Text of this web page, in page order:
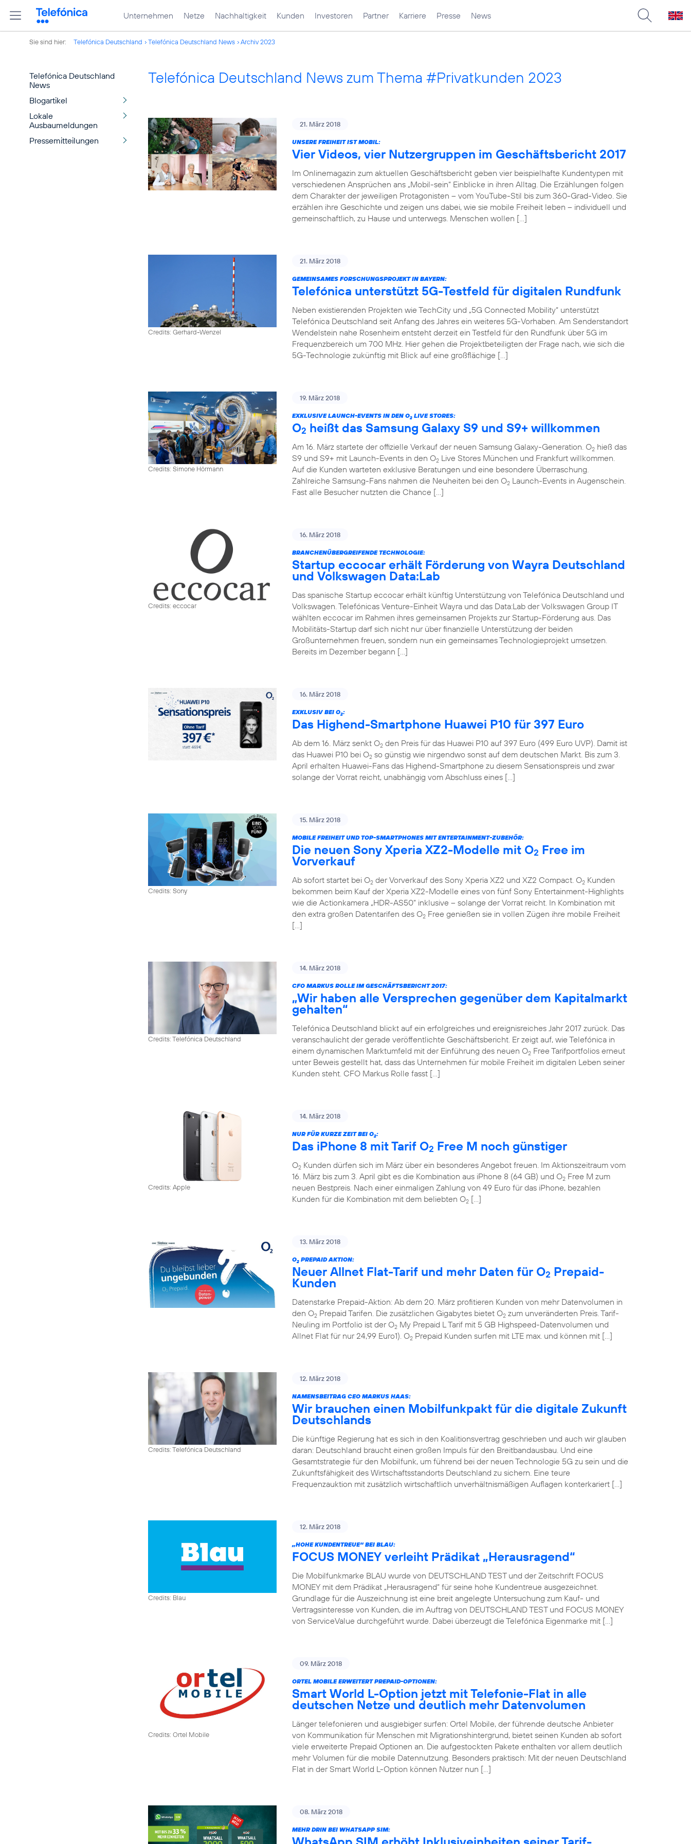
Unternehmen Netze Nachhaltigkeit Kunden Investoren Partner Karriere Presse News
Sie sind hier: Telefónica Deutschland Telefónica Deutschland News Archiv 2023
Telefónica Deutschland
News
Blogartikel
Lokale
Ausbaumeldungen
Pressemitteilungen
Telefónica Deutschland News zum Thema #Privatkunden 2023
21. März 2018
UNSERE FREIHEIT IST MOBIL:
Vier Videos, vier Nutzergruppen im Geschäftsbericht 2017
Im Onlinemagazin zum aktuellen Geschäftsbericht geben vier beispielhafte Kundentypen mit
verschiedenen Ansprüchen ans „Mobil-sein“ Einblicke in ihren Alltag. Die Erzählungen folgen
dem Charakter der jeweiligen Protagonisten – vom YouTube-Stil bis zum 360-Grad-Video. Sie
erzählen ihre Geschichte und zeigen uns dabei, wie sie mobile Freiheit leben – individuell und
gemeinschaftlich, zu Hause und unterwegs. Menschen wollen […]
Credits: Gerhard-Wenzel
21. März 2018
GEMEINSAMES FORSCHUNGSPROJEKT IN BAYERN:
Telefónica unterstützt 5G-Testfeld für digitalen Rundfunk
Neben existierenden Projekten wie TechCity und „5G Connected Mobility“ unterstützt
Telefónica Deutschland seit Anfang des Jahres ein weiteres 5G-Vorhaben. Am Senderstandort
Wendelstein nahe Rosenheim entsteht derzeit ein Testfeld für den Rundfunk über 5G im
Frequenzbereich um 700 MHz. Hier gehen die Projektbeteiligten der Frage nach, wie sich die
5G-Technologie zukünftig mit Blick auf eine großflächige […]
Credits: Simone Hörmann
19. März 2018
EXKLUSIVE LAUNCH-EVENTS IN DEN O2 LIVE STORES:
O2 heißt das Samsung Galaxy S9 und S9+ willkommen
Am 16. März startete der offizielle Verkauf der neuen Samsung Galaxy-Generation. O2 hieß das
S9 und S9+ mit Launch-Events in den O2 Live Stores München und Frankfurt willkommen.
Auf die Kunden warteten exklusive Beratungen und eine besondere Überraschung.
Zahlreiche Samsung-Fans nahmen die Neuheiten bei den O2 Launch-Events in Augenschein.
Fast alle Besucher nutzten die Chance […]
Credits: eccocar
16. März 2018
BRANCHENÜBERGREIFENDE TECHNOLOGIE:
Startup eccocar erhält Förderung von Wayra Deutschland
und Volkswagen Data:Lab
Das spanische Startup eccocar erhält künftig Unterstützung von Telefónica Deutschland und
Volkswagen. Telefónicas Venture-Einheit Wayra und das Data:Lab der Volkswagen Group IT
wählten eccocar im Rahmen ihres gemeinsamen Projekts zur Startup-Förderung aus. Das
Mobilitäts-Startup darf sich nicht nur über finanzielle Unterstützung der beiden
Großunternehmen freuen, sondern nun ein gemeinsames Technologieprojekt umsetzen.
Bereits im Dezember begann […]
16. März 2018
EXKLUSIV BEI O2:
Das Highend-Smartphone Huawei P10 für 397 Euro
Ab dem 16. März senkt O2 den Preis für das Huawei P10 auf 397 Euro (499 Euro UVP). Damit ist
das Huawei P10 bei O2 so günstig wie nirgendwo sonst auf dem deutschen Markt. Bis zum 3.
April erhalten Huawei-Fans das Highend-Smartphone zu diesem Sensationspreis und zwar
solange der Vorrat reicht, unabhängig vom Abschluss eines […]
Credits: Sony
15. März 2018
MOBILE FREIHEIT UND TOP-SMARTPHONES MIT ENTERTAINMENT-ZUBEHÖR:
Die neuen Sony Xperia XZ2-Modelle mit O2 Free im
Vorverkauf
Ab sofort startet bei O2 der Vorverkauf des Sony Xperia XZ2 und XZ2 Compact. O2 Kunden
bekommen beim Kauf der Xperia XZ2-Modelle eines von fünf Sony Entertainment-Highlights
wie die Actionkamera „HDR-AS50“ inklusive – solange der Vorrat reicht. In Kombination mit
den extra großen Datentarifen des O2 Free genießen sie in vollen Zügen ihre mobile Freiheit
[…]
Credits: Telefónica Deutschland
14. März 2018
CFO MARKUS ROLLE IM GESCHÄFTSBERICHT 2017:
„Wir haben alle Versprechen gegenüber dem Kapitalmarkt
gehalten“
Telefónica Deutschland blickt auf ein erfolgreiches und ereignisreiches Jahr 2017 zurück. Das
veranschaulicht der gerade veröffentlichte Geschäftsbericht. Er zeigt auf, wie Telefónica in
einem dynamischen Marktumfeld mit der Einführung des neuen O2 Free Tarifportfolios erneut
unter Beweis gestellt hat, dass das Unternehmen für mobile Freiheit im digitalen Leben seiner
Kunden steht. CFO Markus Rolle fasst […]
Credits: Apple
14. März 2018
NUR FÜR KURZE ZEIT BEI O2:
Das iPhone 8 mit Tarif O2 Free M noch günstiger
O2 Kunden dürfen sich im März über ein besonderes Angebot freuen. Im Aktionszeitraum vom
16. März bis zum 3. April gibt es die Kombination aus iPhone 8 (64 GB) und O2 Free M zum
neuen Bestpreis. Nach einer einmaligen Zahlung von 49 Euro für das iPhone, bezahlen
Kunden für die Kombination mit dem beliebten O2 […]
13. März 2018
O2 PREPAID AKTION:
Neuer Allnet Flat-Tarif und mehr Daten für O2 Prepaid-
Kunden
Datenstarke Prepaid-Aktion: Ab dem 20. März profitieren Kunden von mehr Datenvolumen in
den O2 Prepaid Tarifen. Die zusätzlichen Gigabytes bietet O2 zum unveränderten Preis. Tarif-
Neuling im Portfolio ist der O2 My Prepaid L Tarif mit 5 GB Highspeed-Datenvolumen und
Allnet Flat für nur 24,99 Euro1). O2 Prepaid Kunden surfen mit LTE max. und können mit […]
Credits: Telefónica Deutschland
12. März 2018
NAMENSBEITRAG CEO MARKUS HAAS:
Wir brauchen einen Mobilfunkpakt für die digitale Zukunft
Deutschlands
Die künftige Regierung hat es sich in den Koalitionsvertrag geschrieben und auch wir glauben
daran: Deutschland braucht einen großen Impuls für den Breitbandausbau. Und eine
Gesamtstrategie für den Mobilfunk, um führend bei der neuen Technologie 5G zu sein und die
Zukunftsfähigkeit des Wirtschaftsstandorts Deutschland zu sichern. Eine teure
Frequenzauktion mit zusätzlich wirtschaftlich unverhältnismäßigen Auflagen konterkariert […]
Credits: Blau
12. März 2018
„HOHE KUNDENTREUE“ BEI BLAU:
FOCUS MONEY verleiht Prädikat „Herausragend“
Die Mobilfunkmarke BLAU wurde von DEUTSCHLAND TEST und der Zeitschrift FOCUS
MONEY mit dem Prädikat „Herausragend“ für seine hohe Kundentreue ausgezeichnet.
Grundlage für die Auszeichnung ist eine breit angelegte Untersuchung zum Kauf- und
Vertragsinteresse von Kunden, die im Auftrag von DEUTSCHLAND TEST und FOCUS MONEY
von ServiceValue durchgeführt wurde. Dabei überzeugt die Telefónica Eigenmarke mit […]
Credits: Ortel Mobile
09. März 2018
ORTEL MOBILE ERWEITERT PREPAID-OPTIONEN:
Smart World L-Option jetzt mit Telefonie-Flat in alle
deutschen Netze und deutlich mehr Datenvolumen
Länger telefonieren und ausgiebiger surfen: Ortel Mobile, der führende deutsche Anbieter
von Kommunikation für Menschen mit Migrationshintergrund, bietet seinen Kunden ab sofort
viele erweiterte Prepaid Optionen an. Die aufgestockten Pakete enthalten vor allem deutlich
mehr Volumen für die mobile Datennutzung. Besonders praktisch: Mit der neuen Deutschland
Flat in der Smart World L-Option können Nutzer nun […]
08. März 2018
MEHR DRIN BEI WHATSAPP SIM: